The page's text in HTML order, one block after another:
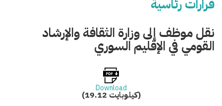
قرارات رئاسية
نقل موظف إلى وزارة الثقافة والإرشاد
القومي في الإقليم السوري
Download
(19.12 كيلوبايت)